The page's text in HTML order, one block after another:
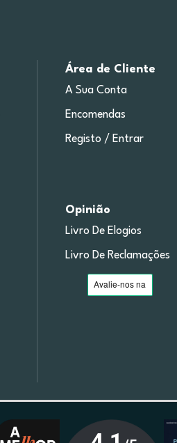
Área de Cliente
A Sua Conta
Encomendas
Registo / Entrar
Opinião
Livro De Elogios
Livro De Reclamações